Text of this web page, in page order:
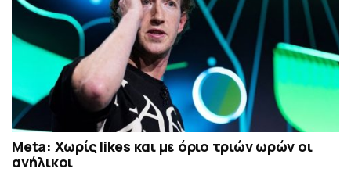
Meta: Χωρίς likes και με όριο τριών ωρών οι
ανήλικοι